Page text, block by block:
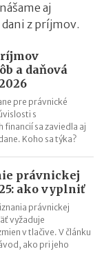
aj
z príjmov.
a daňová
pre právnické
s
financií sa zaviedla aj
Koho sa týka?
právnickej
ako vyplniť
právnickej
vyžaduje
v tlačive. V článku
ako pri jeho